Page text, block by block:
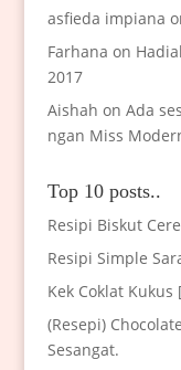
asfieda impiana
Farhana on
2017
Aishah on Ada
ngan Miss
Top 10 posts..
Resipi Biskut
Resipi Simple
Kek Coklat
(Resepi)
Sesangat.